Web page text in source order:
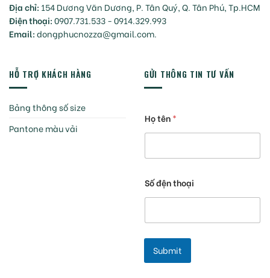
Địa chỉ: 154 Dương Văn Dương, P. Tân Quý, Q. Tân Phú, Tp.HCM
Điện thoại:0907.731.533 - 0914.329.993
Email:dongphucnozza@gmail.com.
HỖ TRỢ KHÁCH HÀNG
Bảng thông số size
Pantone màu vải
GỬI THÔNG TIN TƯ VẤN
Họ tên*
Số đện thoại
Submit